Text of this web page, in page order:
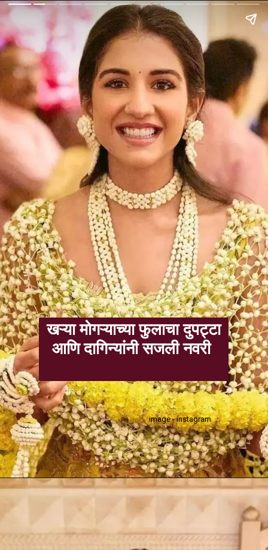
खऱ्या मोगऱ्याच्या फुलाचा दुपट्टा
आणि दागिन्यांनी सजली नवरी
image - instagram